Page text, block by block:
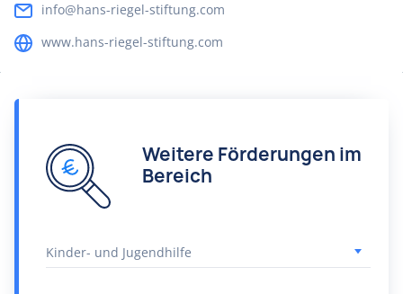
info@hans-riegel-stiftung.com
www.hans-riegel-stiftung.com
Weitere Förderungen im
Bereich